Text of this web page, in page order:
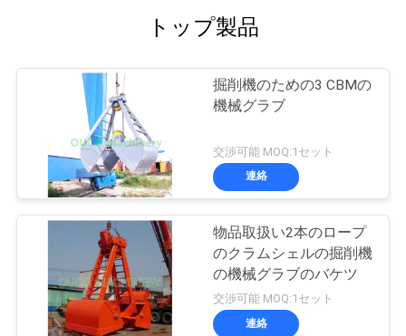
トップ製品
掘削機のための3 CBMの
機械グラブ
交渉可能 MOQ:1セット
連絡
物品取扱い2本のロープ
のクラムシェルの掘削機
の機械グラブのバケツ
交渉可能 MOQ:1セット
連絡